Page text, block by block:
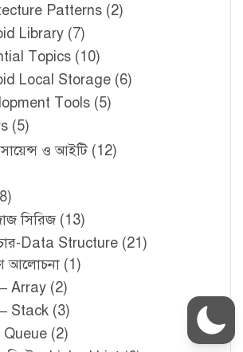
Patterns (2)
Library (7)
Topics (10)
Local Storage (6)
Tools (5)
(5)
ও আইটি(12)
সিরিজ (13)
Data Structure (21)
আলোচনা (1)
– Array (2)
– Stack (3)
Queue (2)